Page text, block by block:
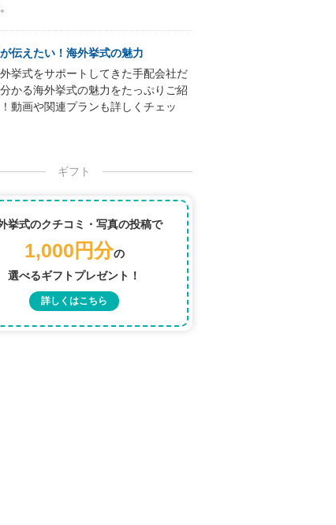
伝えたい！海外挙式の魅力
挙式をサポートしてきた手配会社だ
かる海外挙式の魅力をたっぷりご紹
動画や関連プランも詳しくチェッ
ギフト
挙式のクチコミ・写真の投稿で
1,000円分の
選べるギフトプレゼント！
詳しくはこちら